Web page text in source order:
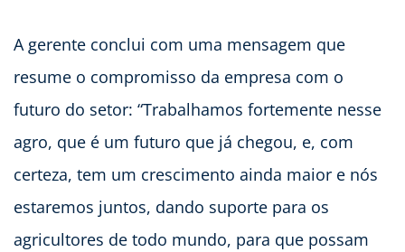
A gerente conclui com uma mensagem que
resume o compromisso da empresa com o
futuro do setor: “Trabalhamos fortemente nesse
agro, que é um futuro que já chegou, e, com
certeza, tem um crescimento ainda maior e nós
estaremos juntos, dando suporte para os
agricultores de todo mundo, para que possam